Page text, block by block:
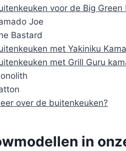
voor de Big Green
Joe
Bastard
met Yakiniku
met Grill Guru
over de buitenkeuken?
in